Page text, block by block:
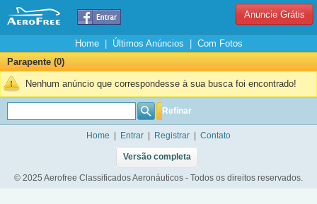
Anuncie Grátis
Home| Últimos Anúncios
Com Fotos
Parapente (0)
Nenhum anúncio que correspondesse à sua busca foi encontrado!
Refinar
Home Entrar Registrar Contato
Versão completa
© 2025 Aerofree Classificados Aeronáuticos - Todos os direitos reservados.